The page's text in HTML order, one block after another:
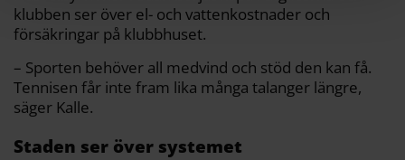
klubben ser över el- och vattenkostnader och
försäkringar på klubbhuset.
– Sporten behöver all medvind och stöd den kan få.
Tennisen får inte fram lika många talanger längre,
säger Kalle.
Staden ser över systemet